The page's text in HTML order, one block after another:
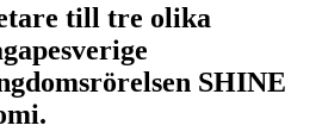
till tre olika
SHINE